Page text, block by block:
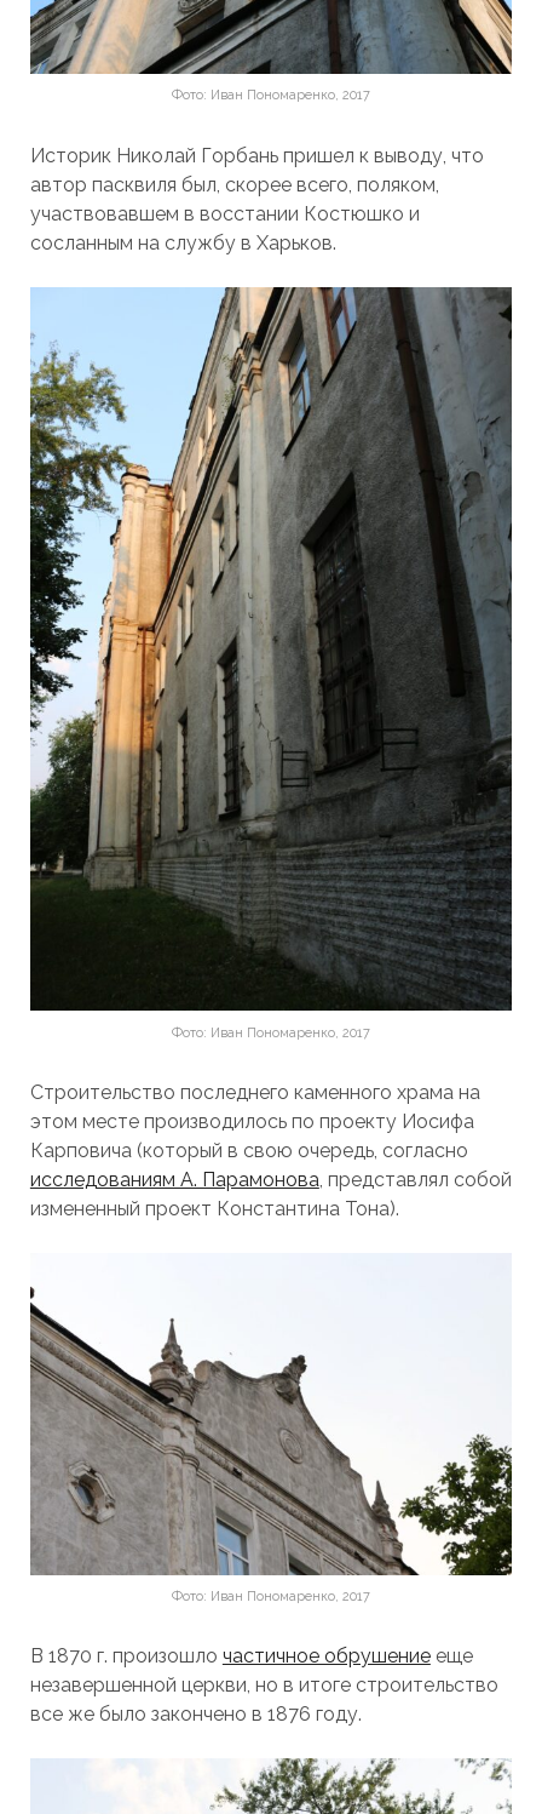
Фото: Иван Пономаренко, 2017
Историк Николай Горбань пришел к выводу, что
автор пасквиля был, скорее всего, поляком,
участвовавшем в восстании Костюшко и
сосланным на службу в Харьков.
Фото: Иван Пономаренко, 2017
Строительство последнего каменного храма на
этом месте производилось по проекту Иосифа
Карповича (который в свою очередь, согласно
исследованиям А. Парамонова, представлял собой
измененный проект Константина Тона).
Фото: Иван Пономаренко, 2017
В 1870 г. произошло частичное обрушениееще
незавершенной церкви, но в итоге строительство
все же было закончено в 1876 году.